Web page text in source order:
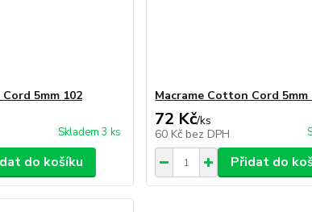
5mm 102
Skladem 3 ks
do košíku
Macrame Cotton Cord 5mm
72 Kč/ks
60 Kč bez DPH
Přidat do